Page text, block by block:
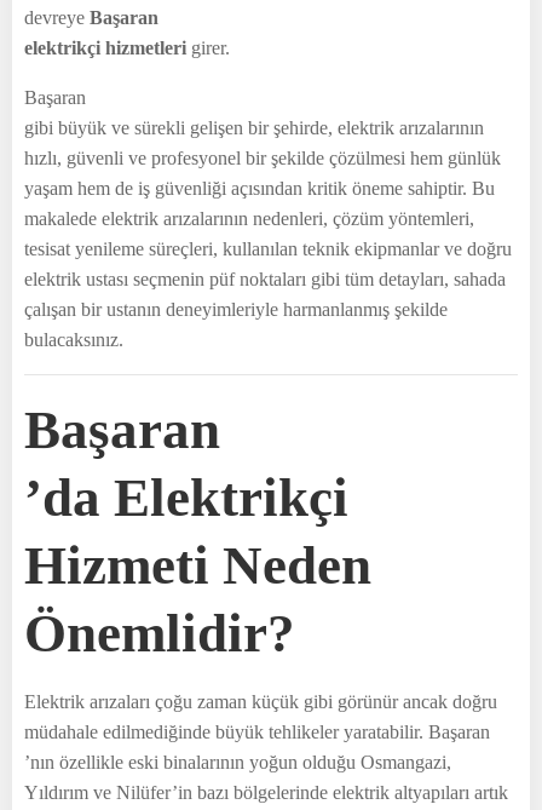
devreye Başaran
elektrikçi hizmetleri girer.
Başaran
gibi büyük ve sürekli gelişen bir şehirde, elektrik arızalarının
hızlı, güvenli ve profesyonel bir şekilde çözülmesi hem günlük
yaşam hem de iş güvenliği açısından kritik öneme sahiptir. Bu
makalede elektrik arızalarının nedenleri, çözüm yöntemleri,
tesisat yenileme süreçleri, kullanılan teknik ekipmanlar ve doğru
elektrik ustası seçmenin püf noktaları gibi tüm detayları, sahada
çalışan bir ustanın deneyimleriyle harmanlanmış şekilde
bulacaksınız.
Başaran
’da Elektrikçi
Hizmeti Neden
Önemlidir?
Elektrik arızaları çoğu zaman küçük gibi görünür ancak doğru
müdahale edilmediğinde büyük tehlikeler yaratabilir. Başaran
’nın özellikle eski binalarının yoğun olduğu Osmangazi,
Yıldırım ve Nilüfer’in bazı bölgelerinde elektrik altyapıları artık